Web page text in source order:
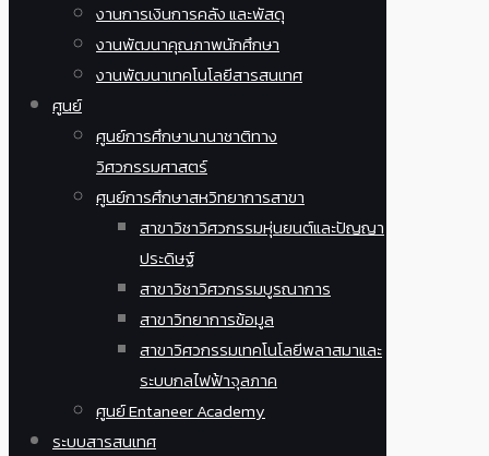
งานการเงินการคลัง และพัสดุ
งานพัฒนาคุณภาพนักศึกษา
งานพัฒนาเทคโนโลยีสารสนเทศ
ศูนย์
ศูนย์การศึกษานานาชาติทาง
วิศวกรรมศาสตร์
ศูนย์การศึกษาสหวิทยาการสาขา
สาขาวิชาวิศวกรรมหุ่นยนต์และปัญญา
ประดิษฐ์
สาขาวิชาวิศวกรรมบูรณาการ
สาขาวิทยาการข้อมูล
สาขาวิศวกรรมเทคโนโลยีพลาสมาและ
ระบบกลไฟฟ้าจุลภาค
ศูนย์ Entaneer Academy
ระบบสารสนเทศ